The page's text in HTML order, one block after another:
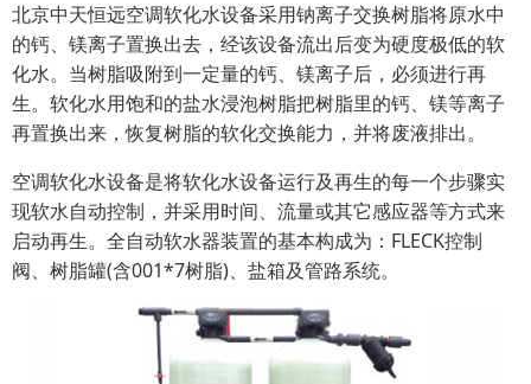
北京中天恒远空调软化水设备采用钠离子交换树脂将原水中
的钙、镁离子置换出去，经该设备流出后变为硬度极低的软
化水。当树脂吸附到一定量的钙、镁离子后，必须进行再
生。软化水用饱和的盐水浸泡树脂把树脂里的钙、镁等离子
再置换出来，恢复树脂的软化交换能力，并将废液排出。
空调软化水设备是将软化水设备运行及再生的每一个步骤实
现软水自动控制，并采用时间、流量或其它感应器等方式来
启动再生。全自动软水器装置的基本构成为：FLECK控制
阀、树脂罐(含001*7树脂)、盐箱及管路系统。